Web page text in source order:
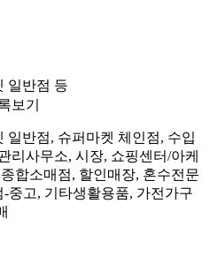
일반점 등
보기
일반점, 슈퍼마켓 체인점, 수입
리사무소, 시장, 쇼핑센터/아케
합소매점, 할인매장, 혼수전문
중고, 기타생활용품, 가전가구